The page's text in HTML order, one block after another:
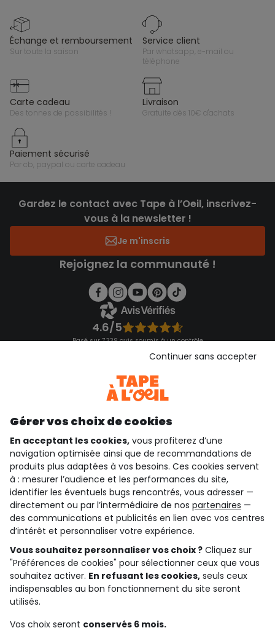
échange et remboursement
sur toute la saison
service client
par whatsapp, e-mail ou
téléphone
carte cadeau
des tonnes de possibilités !
livraison
gratuite dès 10€ d'achats
paiement sécurisé
par cb, paypal ou carte cadeau
Gardez le contact avec Tape à l’Oeil, inscrivez-
vous à la newsletter !
Je m'inscris
Rejoignez la communauté !
4.6/5
Basé sur 7 339 avis soumis à un contrôle
Consulter les CGU
qui sommes-nous ?
besoin d'aide ?
le club fidélité
notre catalogue
Conditions générales de ventes et d'utilisation
Conditions d’utilisation des réseaux sociaux
Politique de confidentialité
Cookies et données personnelles
Gérer vos choix de cookies
En acceptant les cookies, vous profiterez d’une
navigation optimisée ainsi que de recommandations de
produits plus adaptées à vos besoins. Ces cookies servent
à : mesurer l’audience et les performances du site,
identifier les éventuels bugs rencontrés, vous adresser —
directement ou par l’intermédiaire de nos partenaires —
des communications et publicités en lien avec vos centres
d’intérêt et personnaliser votre expérience.
Vous souhaitez personnaliser vos choix ? Cliquez sur
"Préférences de cookies" pour sélectionner ceux que vous
souhaitez activer. En refusant les cookies, seuls ceux
indispensables au bon fonctionnement du site seront
utilisés.
Vos choix seront conservés 6 mois.
Continuer sans accepter